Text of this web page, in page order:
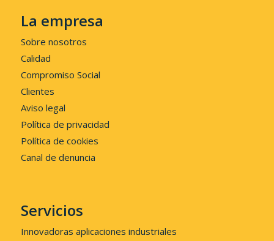
La empresa
Sobre nosotros
Calidad
Compromiso Social
Clientes
Aviso legal
Política de privacidad
Política de cookies
Canal de denuncia
Servicios
Innovadoras aplicaciones industriales